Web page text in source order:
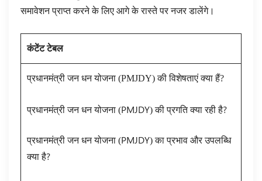
समावेशन प्राप्त करने के लिए आगे के रास्ते पर नजर डालेंगे।
कंटेंट टेबल
प्रधानमंत्री जन धन योजना (PMJDY) की विशेषताएं क्या हैं?
प्रधानमंत्री जन धन योजना (PMJDY) की प्रगति क्या रही है?
प्रधानमंत्री जन धन योजना (PMJDY) का प्रभाव और उपलब्धि
क्या है?